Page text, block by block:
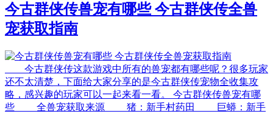
今古群侠传兽宠有哪些 今古群侠传全兽
宠获取指南
今古群侠传这款游戏中所有的兽宠都有哪些呢？很多玩家
还不太清楚，下面给大家分享的是今古群侠传宠物全收集攻
略，感兴趣的玩家可以一起来看一看。 今古群侠传兽宠有哪
些 全兽宠获取来源 猪：新手村药田 巨蟒：新手